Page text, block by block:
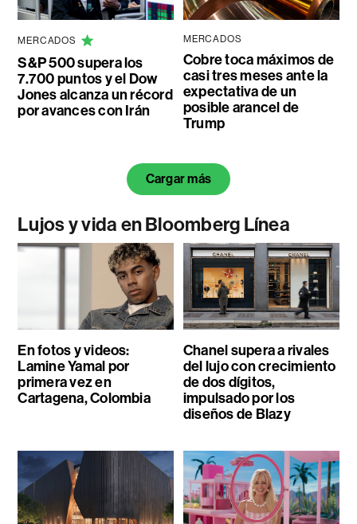
MERCADOS
S&P 500 supera los
7.700 puntos y el Dow
Jones alcanza un récord
por avances con Irán
MERCADOS
Cobre toca máximos de
casi tres meses ante la
expectativa de un
posible arancel de
Trump
Cargar más
Lujos y vida en Bloomberg Línea
En fotos y videos:
Lamine Yamal por
primera vez en
Cartagena, Colombia
Chanel supera a rivales
del lujo con crecimiento
de dos dígitos,
impulsado por los
diseños de Blazy